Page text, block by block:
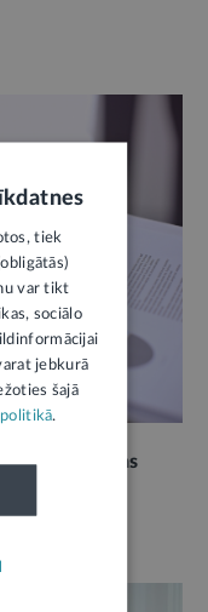
pārvaldības
tiek
var tikt
sociālo
jebkurā
šajā
.